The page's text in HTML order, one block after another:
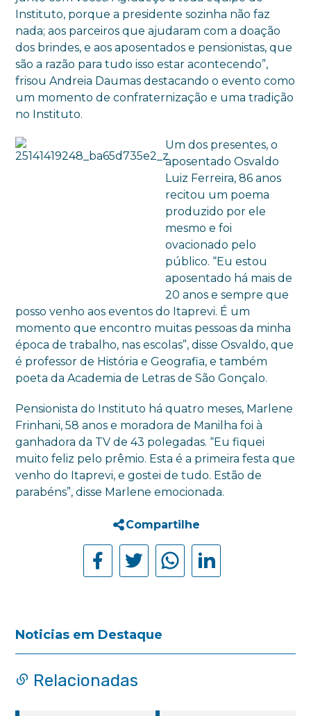
Instituto, porque a presidente sozinha não faz
nada; aos parceiros que ajudaram com a doação
dos brindes, e aos aposentados e pensionistas, que
são a razão para tudo isso estar acontecendo”,
frisou Andreia Daumas destacando o evento como
um momento de confraternização e uma tradição
no Instituto.
Um dos presentes, o
aposentado Osvaldo
Luiz Ferreira, 86 anos
recitou um poema
produzido por ele
mesmo e foi
ovacionado pelo
público. “Eu estou
aposentado há mais de
20 anos e sempre que
posso venho aos eventos do Itaprevi. É um
momento que encontro muitas pessoas da minha
época de trabalho, nas escolas”, disse Osvaldo, que
é professor de História e Geografia, e também
poeta da Academia de Letras de São Gonçalo.
Pensionista do Instituto há quatro meses, Marlene
Frinhani, 58 anos e moradora de Manilha foi à
ganhadora da TV de 43 polegadas. “Eu fiquei
muito feliz pelo prêmio. Esta é a primeira festa que
venho do Itaprevi, e gostei de tudo. Estão de
parabéns”, disse Marlene emocionada.
Compartilhe
Noticias em Destaque
Relacionadas